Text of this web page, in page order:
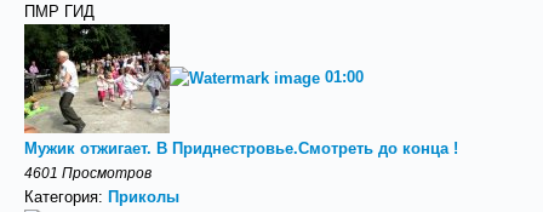
ПМР ГИД
01:00
Мужик отжигает. В Приднестровье.Смотреть до конца !
4601 Просмотров
Категория: Приколы